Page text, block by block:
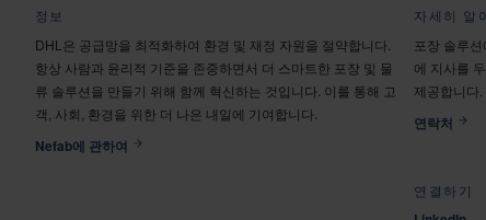
정보
DHL은 공급망을 최적화하여 환경 및 재정 자원을 절약합니다.
항상 사람과 윤리적 기준을 존중하면서 더 스마트한 포장 및 물
류 솔루션을 만들기 위해 함께 혁신하는 것입니다. 이를 통해 고
객, 사회, 환경을 위한 더 나은 내일에 기여합니다.
Nefab에 관하여
자세히 알
포장 솔루
에 지사를
제공합니다.
연락처
연결하기